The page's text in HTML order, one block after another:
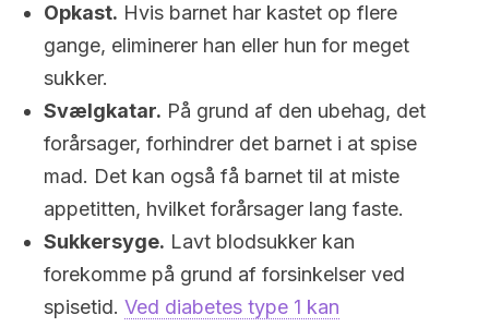
Opkast. Hvis barnet har kastet op flere
gange, eliminerer han eller hun for meget
sukker.
Svælgkatar. På grund af den ubehag, det
forårsager, forhindrer det barnet i at spise
mad. Det kan også få barnet til at miste
appetitten, hvilket forårsager lang faste.
Sukkersyge. Lavt blodsukker kan
forekomme på grund af forsinkelser ved
spisetid. Ved diabetes type 1 kan